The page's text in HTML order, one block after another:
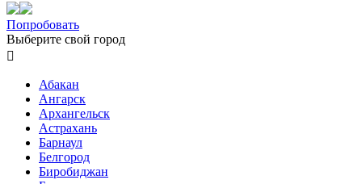
Попробовать
Выберите свой город

Абакан
Ангарск
Архангельск
Астрахань
Барнаул
Белгород
Биробиджан